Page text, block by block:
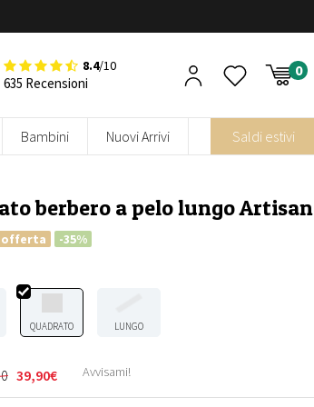
8.4/10
635 Recensioni
Bambini Nuovi Arrivi Saldi estivi
berbero a pelo lungo Artisan
offerta -35%
QUADRATO LUNGO
39,90€ Avvisami!